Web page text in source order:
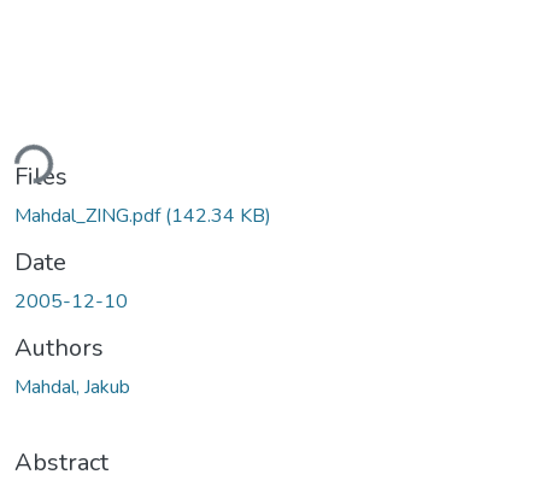
Files
Mahdal_ZING.pdf(142.34 KB)
Date
2005-12-10
Authors
Mahdal, Jakub
Abstract